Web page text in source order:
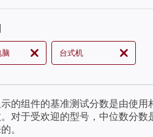
台式机
的组件的基准测试分数是由使
对于受欢迎的型号，中位数分
。